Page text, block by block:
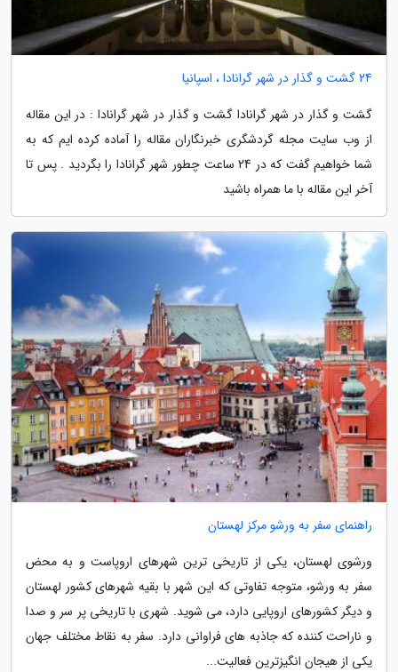
24 گشت و گذار در شهر گرانادا ، اسپانیا
گشت و گذار در شهر گرانادا گشت و گذار در شهر گرانادا : در این مقاله
از وب سایت مجله گردشگری خبرنگاران مقاله را آماده کرده ایم که به
شما خواهیم گفت که در 24 ساعت چطور شهر گرانادا را بگردید . پس تا
آخر این مقاله با ما همراه باشید
راهنمای سفر به ورشو مرکز لهستان
ورشوی لهستان، یکی از تاریخی ترین شهرهای اروپاست و به محض
سفر به ورشو، متوجه تفاوتی که این شهر با بقیه شهرهای کشور لهستان
و دیگر کشورهای اروپایی دارد، می شوید. شهری با تاریخی پر سر و صدا
و ناراحت کننده که جاذبه های فراوانی دارد. سفر به نقاط مختلف جهان
یکی از هیجان انگیزترین فعالیت...